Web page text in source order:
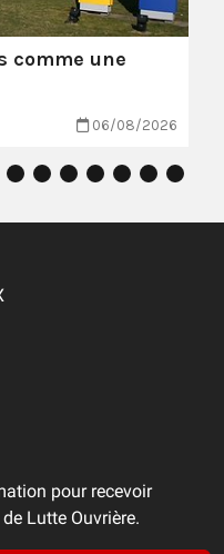
comme une
06/08/2026
pour recevoir
Lutte Ouvrière.